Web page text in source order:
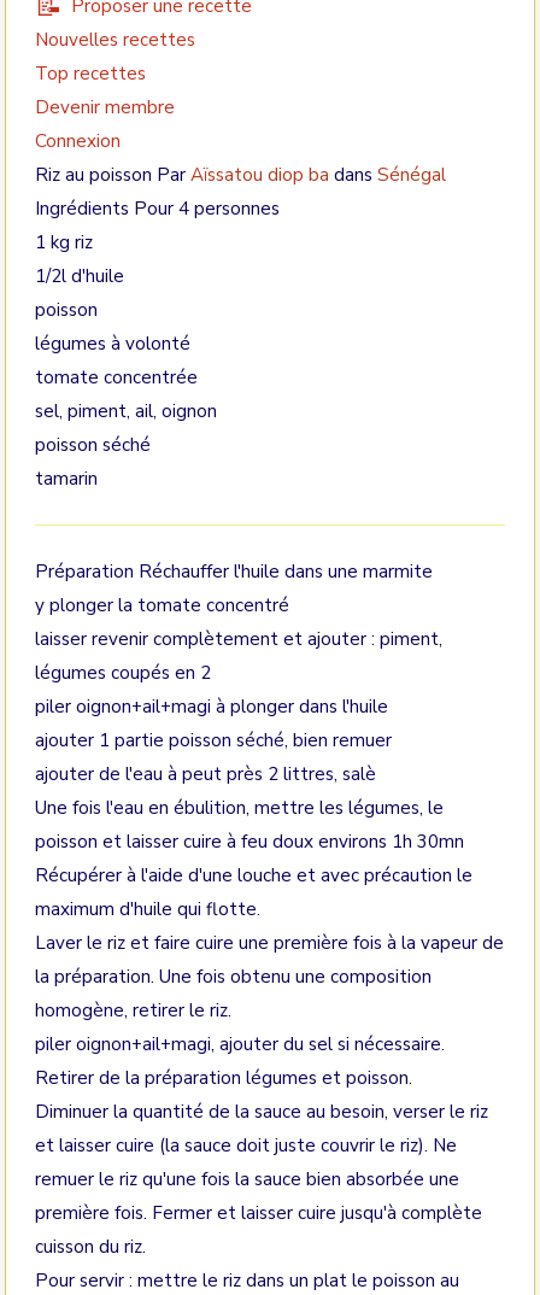
Proposer une recette
Nouvelles recettes
Top recettes
Devenir membre
Connexion
Riz au poisson Par Aïssatou diop ba dans Sénégal
Ingrédients Pour 4 personnes
1 kg riz
1/2l d'huile
poisson
légumes à volonté
tomate concentrée
sel, piment, ail, oignon
poisson séché
tamarin
Préparation Réchauffer l'huile dans une marmite
y plonger la tomate concentré
laisser revenir complètement et ajouter : piment,
légumes coupés en 2
piler oignon+ail+magi à plonger dans l'huile
ajouter 1 partie poisson séché, bien remuer
ajouter de l'eau à peut près 2 littres, salè
Une fois l'eau en ébulition, mettre les légumes, le
poisson et laisser cuire à feu doux environs 1h 30mn
Récupérer à l'aide d'une louche et avec précaution le
maximum d'huile qui flotte.
Laver le riz et faire cuire une première fois à la vapeur de
la préparation. Une fois obtenu une composition
homogène, retirer le riz.
piler oignon+ail+magi, ajouter du sel si nécessaire.
Retirer de la préparation légumes et poisson.
Diminuer la quantité de la sauce au besoin, verser le riz
et laisser cuire (la sauce doit juste couvrir le riz). Ne
remuer le riz qu'une fois la sauce bien absorbée une
première fois. Fermer et laisser cuire jusqu'à complète
cuisson du riz.
Pour servir : mettre le riz dans un plat le poisson au